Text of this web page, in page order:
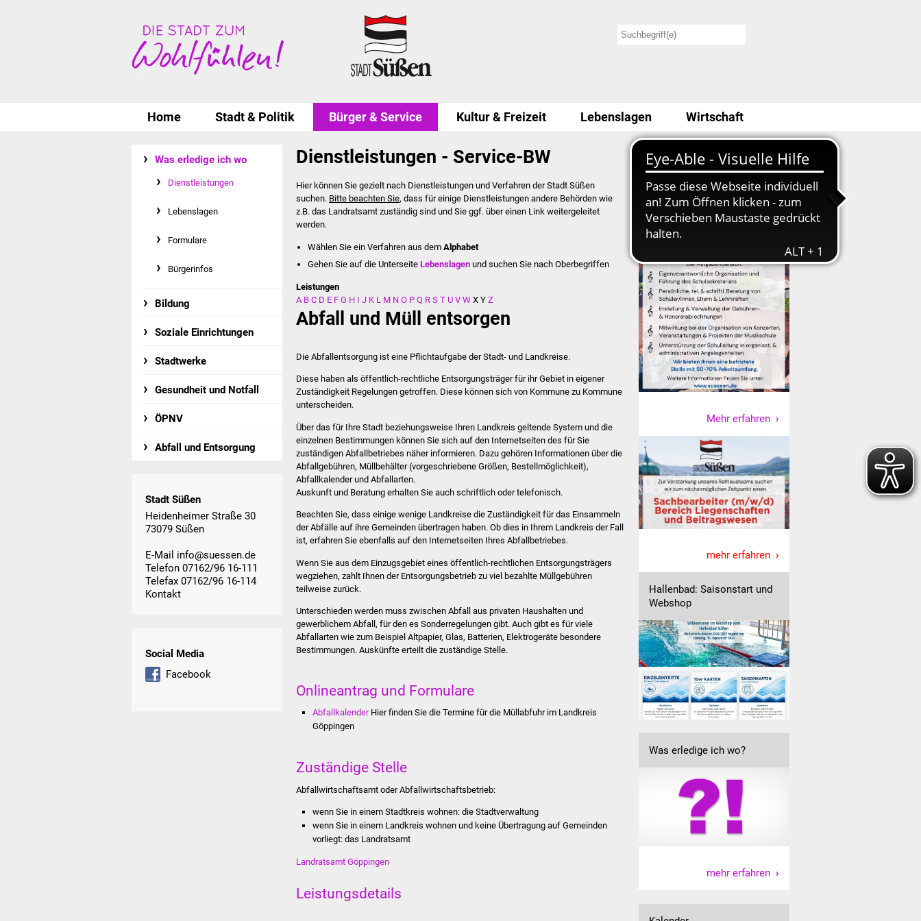
Home Stadt & Politik Bürger & Service Kultur & Freizeit Lebenslagen Wirtschaft
Was erledige ich wo
Dienstleistungen
Lebenslagen
Formulare
Bürgerinfos
Bildung
Soziale Einrichtungen
Stadtwerke
Gesundheit und Notfall
ÖPNV
Abfall und Entsorgung
Stadt Süßen
Heidenheimer Straße 30
73079 Süßen
E-Mail info@suessen.de
Telefon 07162/96 16-111
Telefax 07162/96 16-114
Kontakt
Social Media
Facebook
Dienstleistungen - Service-BW
Hier können Sie gezielt nach Dienstleistungen und Verfahren der Stadt Süßen
suchen. Bitte beachten Sie, dass für einige Dienstleistungen andere Behörden wie
z.B. das Landratsamt zuständig sind und Sie ggf. über einen Link weitergeleitet
werden.
Wählen Sie ein Verfahren aus dem Alphabet
Gehen Sie auf die UnterseiteLebenslagen und suchen Sie nach Oberbegriffen
Leistungen
A B C D E F G H I J K L M N O P Q R S T U V W X Y Z
Abfall und Müll entsorgen
Die Abfallentsorgung ist eine Pflichtaufgabe der Stadt- und Landkreise.
Diese haben als öffentlich-rechtliche Entsorgungsträger für ihr Gebiet in eigener
Zuständigkeit Regelungen getroffen. Diese können sich von Kommune zu Kommune
unterscheiden.
Über das für Ihre Stadt beziehungsweise Ihren Landkreis geltende System und die
einzelnen Bestimmungen können Sie sich auf den Internetseiten des für Sie
zuständigen Abfallbetriebes näher informieren. Dazu gehören Informationen über die
Abfallgebühren, Müllbehälter (vorgeschriebene Größen, Bestellmöglichkeit),
Abfallkalender und Abfallarten.
Auskunft und Beratung erhalten Sie auch schriftlich oder telefonisch.
Beachten Sie, dass einige wenige Landkreise die Zuständigkeit für das Einsammeln
der Abfälle auf ihre Gemeinden übertragen haben. Ob dies in Ihrem Landkreis der Fall
ist, erfahren Sie ebenfalls auf den Internetseiten Ihres Abfallbetriebes.
Wenn Sie aus dem Einzugsgebiet eines öffentlich-rechtlichen Entsorgungsträgers
wegziehen, zahlt Ihnen der Entsorgungsbetrieb zu viel bezahlte Müllgebühren
teilweise zurück.
Unterschieden werden muss zwischen Abfall aus privaten Hausha ten und
gewerblichem Abfall, für den es Sonderregelungen gibt. Auch gibt es für viele
Abfallarten wie zum Beispiel Altpapier, Glas, Batterien, Elektrogeräte besondere
Bestimmungen. Auskünfte erteilt die zuständige Stelle.
Onlineantrag und Formulare
Abfallkalender Hier finden Sie die Termine für die Müllabfuhr im Landkreis
Göppingen
Zuständige Stelle
Abfallwirtschaftsamt oder Abfallwirtschaftsbetrieb:
wenn Sie in einem Stadtkreis wohnen: die Stadtverwaltung
wenn Sie in einem Landkreis wohnen und keine Übertragung auf Gemeinden
vorliegt: das Landratsamt
Landratsamt Göppingen
Leistungsdetails
Stellenausschreibung
Mehr erfahren
mehr erfahren
Hallenbad: Saisonstart und
Webshop
Was erledige ich wo?
mehr erfahren